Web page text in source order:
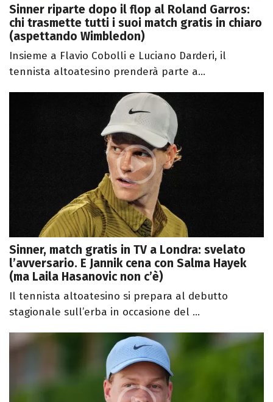
Sinner riparte dopo il flop al Roland Garros:
chi trasmette tutti i suoi match gratis in chiaro
(aspettando Wimbledon)
Insieme a Flavio Cobolli e Luciano Darderi, il
tennista altoatesino prenderà parte a...
Sinner, match gratis in TV a Londra: svelato
l’avversario. E Jannik cena con Salma Hayek
(ma Laila Hasanovic non c’è)
Il tennista altoatesino si prepara al debutto
stagionale sull’erba in occasione del ...